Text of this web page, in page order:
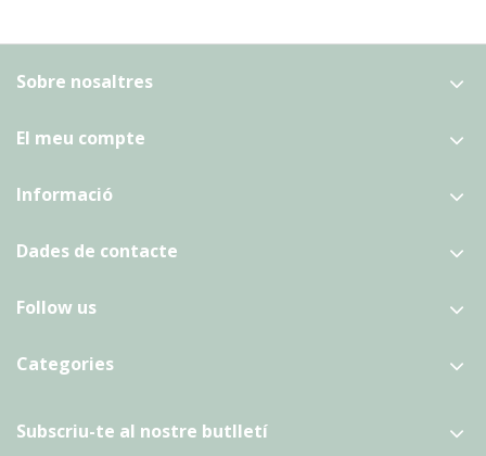
Sobre nosaltres
El meu compte
Informació
Dades de contacte
Follow us
Categories
Subscriu-te al nostre butlletí